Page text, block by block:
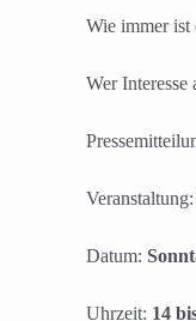
Wie immer
Wer
Veranstaltung:
Datum:
Uhrzeit: 14